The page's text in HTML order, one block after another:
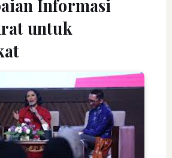
Informasi
untuk